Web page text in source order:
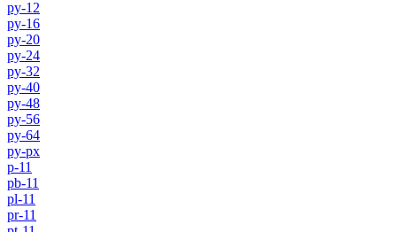
py-12
py-16
py-20
py-24
py-32
py-40
py-48
py-56
py-64
py-px
p-11
pb-11
pl-11
pr-11